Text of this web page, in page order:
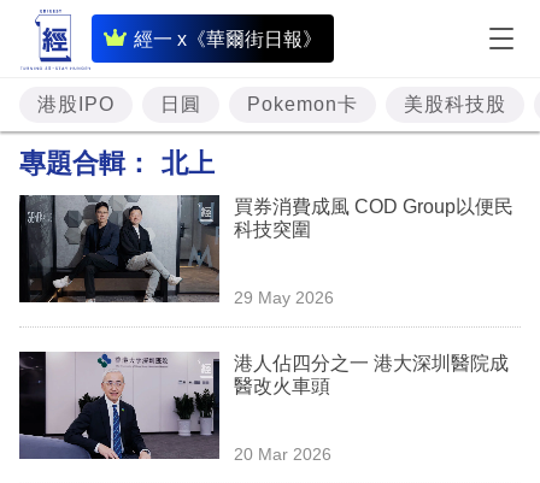
經一 x《華爾街日報》
即
時
財
經
投
資
樓
理
港股IPO 日圓 Pokemon卡 美股科技股
專題合輯： 北上
買券消費成風 COD Group以便民
科技突圍
29 May 2026
港人佔四分之一 港大深圳醫院成
醫改火車頭
20 Mar 2026